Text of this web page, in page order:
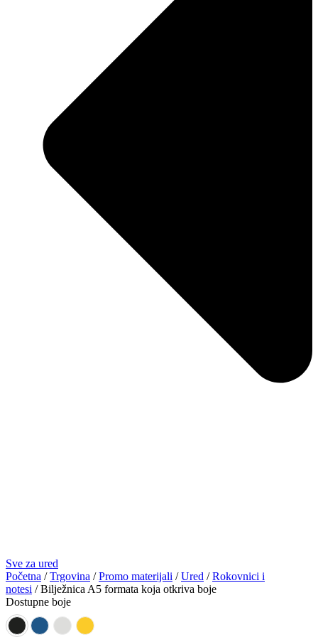
Sve za ured
Početna /Trgovina /Promo materijali /Ured /Rokovnici i
notesi / Bilježnica A5 formata koja otkriva boje
Dostupne boje